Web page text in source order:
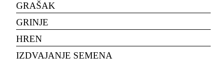
GRAŠAK
GRINJE
HREN
IZDVAJANJE SEMENA